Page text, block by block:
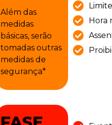
Além das
medidas
básicas, serão
tomadas outras
medidas de
segurança*
Hora